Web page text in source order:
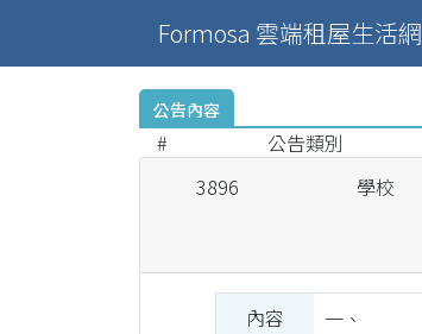
Formosa 雲端租屋生活網
公告內容
# 公告類別
3896
學校
內容 一、